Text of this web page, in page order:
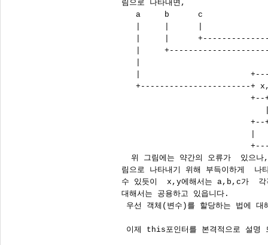
림으로 나타내면,
   a     b      c
|     |
|
|
+-----------------------+
위 그림에는 약간의 오류가  있으
림으로 나타내기 위해 부득이하게
수 있듯이  x,y에해서는 a,b,c가
대해서는 공용하고 있읍니다.
우선 객체(변수)를 할당하는 법에
이제 this포인터를 본격적으로 설명